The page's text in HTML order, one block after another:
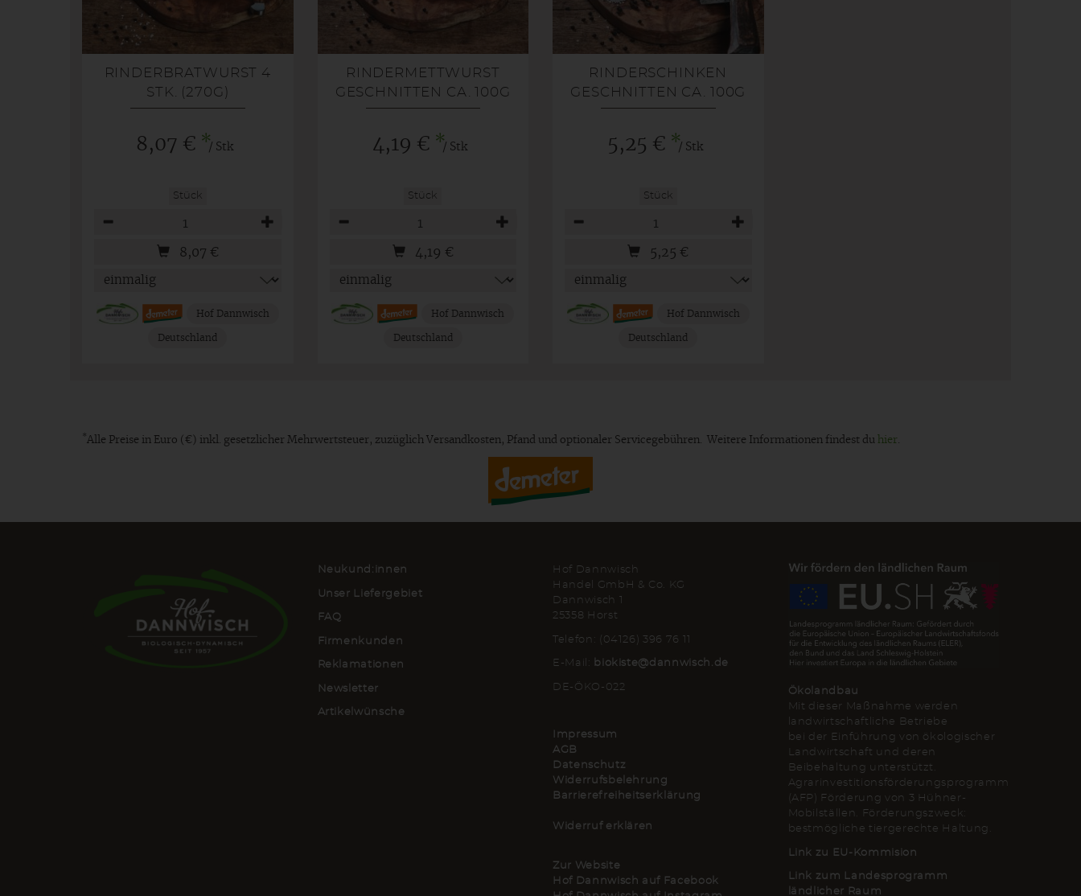
RINDERBRATWURST 4
STK. (270G)
8,07 € */ Stk
Stück
8,07 €
Hof Dannwisch
Deutschland
RINDERMETTWURST
GESCHNITTEN CA. 100G
4,19 € */ Stk
Stück
4,19 €
Hof Dannwisch
Deutschland
RINDERSCHINKEN
GESCHNITTEN CA. 100G
5,25 € */ Stk
Stück
5,25 €
Hof Dannwisch
Deutschland
* Alle Preise in Euro (€) inkl. gesetzlicher Mehrwertsteuer, zuzüglich Versandkosten, Pfand und optionaler Servicegebühren. Weitere Informationen findest du hier
Neukund:innen
Unser Liefergebiet
FAQ
Firmenkunden
Reklamationen
Newsletter
Artikelwünsche
Hof Dannwisch
Handel GmbH & Co. KG
Dannwisch 1
25358 Horst
Telefon: (04126) 396 76 11
E-Mail: biokiste@dannwisch.de
DE-ÖKO-022
Impressum
AGB
Datenschutz
Widerrufsbelehrung
Barrierefreiheitserklärung
Widerruf erklären
Zur Website
Hof Dannwisch auf Facebook
Ökolandbau
Mit dieser Maßnahme werden
landwirtschaftliche Betriebe
bei der Einführung von ökologischer
Landwirtschaft und deren
Beibehaltung unterstützt.
Agrarinvestitionsförderungsprogramm
(AFP) Förderung von 3 Hühner-
Mobilställen. Förderungszweck:
bestmögliche tiergerechte Haltung.
Link zu EU-Kommision
Link zum Landesprogramm
ländlicher Raum